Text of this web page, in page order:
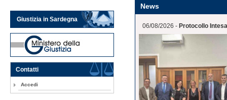
News
06/08/2026 - Protocollo
Giustizia in Sardegna
Contatti
Accedi